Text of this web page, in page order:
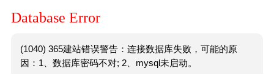
Database Error
(1040) 365建站错误警告：连接数据库失败，可能的原
因：1、数据库密码不对; 2、mysql未启动。